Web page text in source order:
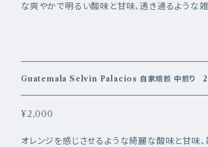
な爽やかで明るい酸味と甘味、透き通るような
ger
Guatemala Selvin Palacios 自家焙煎 中煎り
¥2,000
オレンジを感じさせるような綺麗な酸味と甘味